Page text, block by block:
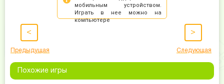
<
Предыдущая
>
Следующая
Похожие игры